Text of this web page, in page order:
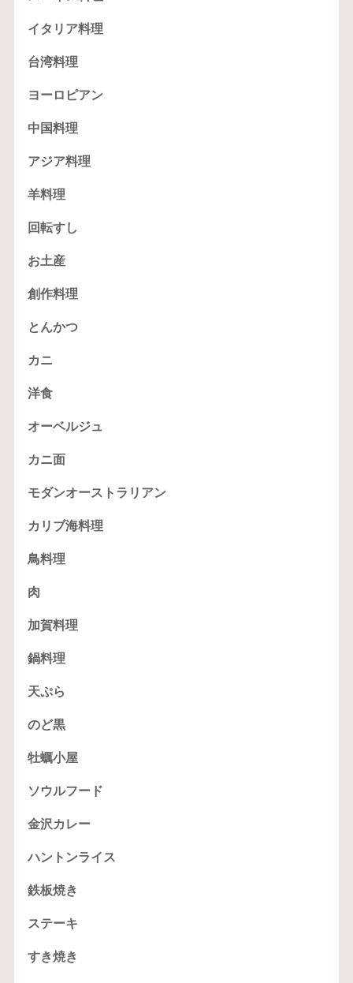
イタリア料理
台湾料理
ヨーロピアン
中国料理
アジア料理
羊料理
回転すし
お土産
創作料理
とんかつ
カニ
洋食
オーベルジュ
カニ面
モダンオーストラリアン
カリブ海料理
鳥料理
肉
加賀料理
鍋料理
天ぷら
のど黒
牡蠣小屋
ソウルフード
金沢カレー
ハントンライス
鉄板焼き
ステーキ
すき焼き